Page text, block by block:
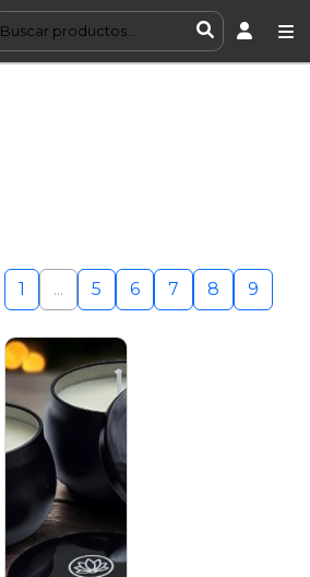
1 ... 5 6 7 8 9